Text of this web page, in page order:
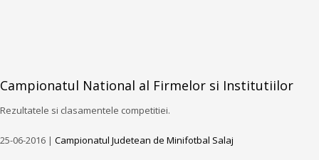
Campionatul National al Firmelor si Institutiilor
Rezultatele si clasamentele competitiei.
25-06-2016 | Campionatul Judetean de Minifotbal Salaj